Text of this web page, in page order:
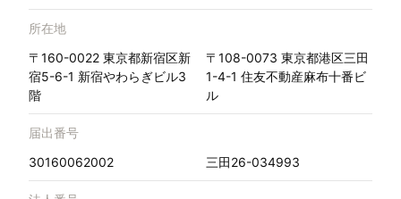
所在地
〒160-0022 東京都新宿区新
宿5-6-1 新宿やわらぎビル3
階
〒108-0073 東京都港区三田
1-4-1 住友不動産麻布十番ビ
ル
届出番号
30160062002
三田26-034993